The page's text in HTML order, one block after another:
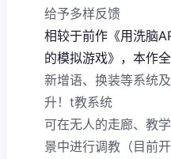
给予多样反馈
相较于前作《用洗脑
的模拟游戏》，本作全
新增语、换装等系统
升！t教系统
可在无人的走廊、教
景中进行调教（目前开